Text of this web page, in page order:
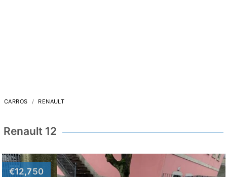
CARROS RENAULT
Renault 12
€12,750